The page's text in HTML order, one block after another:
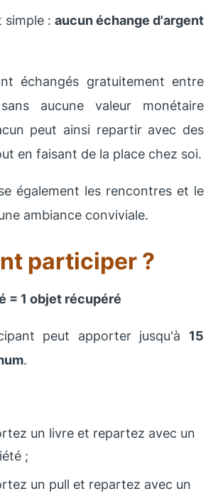
simple : aucun échange d'argent
échangés gratuitement entre
aucune valeur monétaire
peut ainsi repartir avec des
en faisant de la place chez soi.
également les rencontres et le
ambiance conviviale.
participer ?
= 1 objet récupéré
peut apporter jusqu'à 15
.
un livre et repartez avec un
;
un pull et repartez avec un